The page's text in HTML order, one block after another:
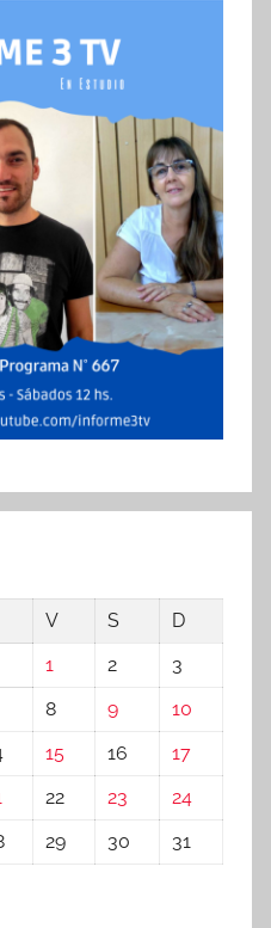
V S
D
1
2
3
8 9
10
15 16
17
22 23
24
29 30 31